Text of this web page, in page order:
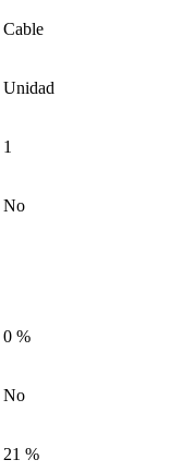
Cable
Unidad
1
No
0 %
No
21 %